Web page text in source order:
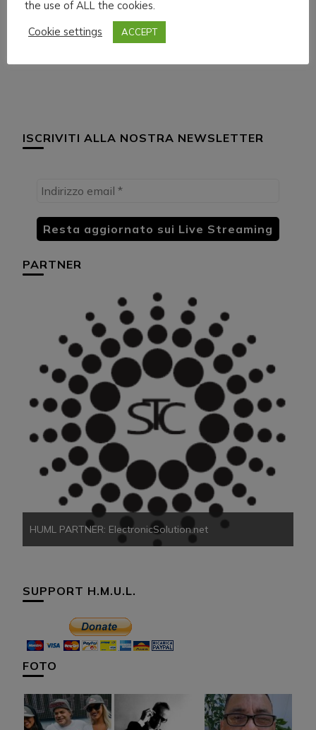
Navigazione
articoli
Articolo precedente
FRIDAY 4 MARCH 022
LIVE STREAMING
ISCRIVITI ALLA NOSTRA NEWSLETTER
PARTNER
HUML PARTNER: ElectronicSolution.net
SUPPORT H.M.U.L.
FOTO
the use of ALL the cookies.
Cookie settings
ACCEPT